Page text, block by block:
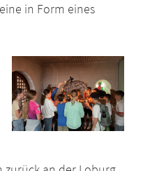
in Form eines